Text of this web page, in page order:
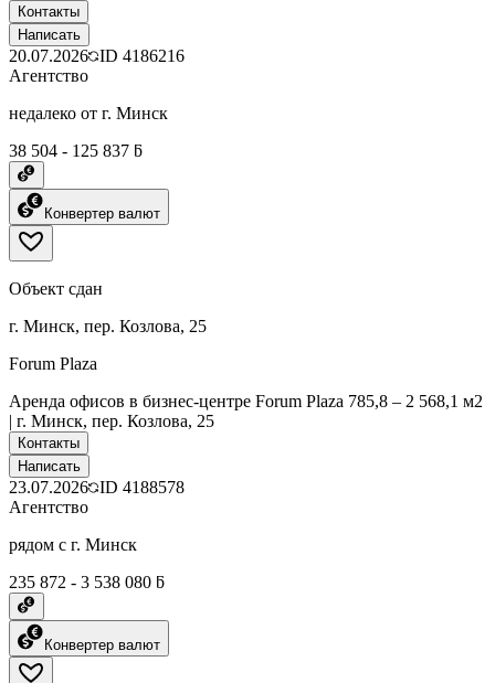
Контакты
Написать
20.07.2026 ID 4186216
Агентство
недалеко от г. Минск
38 504 - 125 837 ƃ
Конвертер валют
Объект сдан
г. Минск, пер. Козлова, 25
Forum Plaza
Аренда офисов в бизнес-центре Forum Plaza 785,8 – 2 568,1 м2
| г. Минск, пер. Козлова, 25
Контакты
Написать
23.07.2026 ID 4188578
Агентство
рядом с г. Минск
235 872 - 3 538 080 ƃ
Конвертер валют